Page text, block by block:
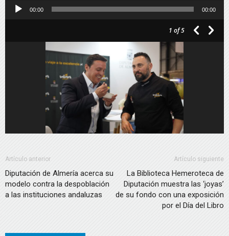
Reproductor
00:00 00:00
1 of 5
Artículo anterior
Diputación de Almería acerca su
modelo contra la despoblación
a las instituciones andaluzas
Artículo siguiente
La Biblioteca Hemeroteca de
Diputación muestra las ‘joyas’
de su fondo con una exposición
por el Día del Libro